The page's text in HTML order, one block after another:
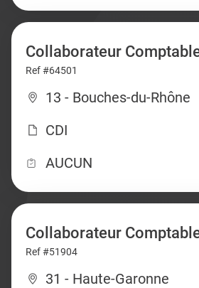
Collaborateur
Ref #64501
13 - Bouches-du-Rhône
CDI
AUCUN
Collaborateur
Ref #51904
31 - Haute-Garonne